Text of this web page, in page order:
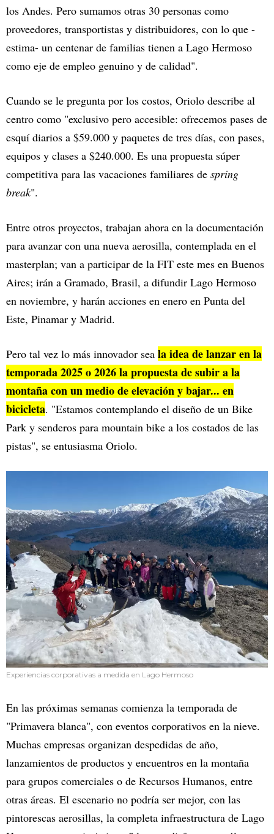
los Andes. Pero sumamos otras 30 personas como
proveedores, transportistas y distribuidores, con lo que -
estima- un centenar de familias tienen a Lago Hermoso
como eje de empleo genuino y de calidad".
Cuando se le pregunta por los costos, Oriolo describe al
centro como "exclusivo pero accesible: ofrecemos pases de
esquí diarios a $59.000 y paquetes de tres días, con pases,
equipos y clases a $240.000. Es una propuesta súper
competitiva para las vacaciones familiares de spring
break".
Entre otros proyectos, trabajan ahora en la documentación
para avanzar con una nueva aerosilla, contemplada en el
masterplan; van a participar de la FIT este mes en Buenos
Aires; irán a Gramado, Brasil, a difundir Lago Hermoso
en noviembre, y harán acciones en enero en Punta del
Este, Pinamar y Madrid.
Pero tal vez lo más innovador sea la idea de lanzar en la
temporada 2025 o 2026 la propuesta de subir a la
montaña con un medio de elevación y bajar... en
bicicleta. "Estamos contemplando el diseño de un Bike
Park y senderos para mountain bike a los costados de las
pistas", se entusiasma Oriolo.
Experiencias corporativas a medida en Lago Hermoso
En las próximas semanas comienza la temporada de
"Primavera blanca", con eventos corporativos en la nieve.
Muchas empresas organizan despedidas de año,
lanzamientos de productos y encuentros en la montaña
para grupos comerciales o de Recursos Humanos, entre
otras áreas. El escenario no podría ser mejor, con las
pintorescas aerosillas, la completa infraestructura de Lago